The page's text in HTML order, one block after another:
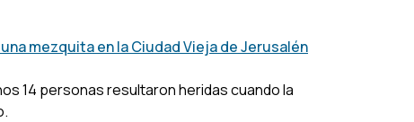
mezquita en la Ciudad Vieja de Jerusalén
14 personas resultaron heridas cuando la